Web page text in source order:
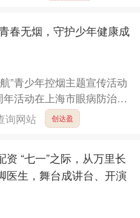
春无烟，守护少年健康成
”青少年控烟主题宣传活动
活动在上海市眼病防治中
党建联盟单位及现场的亲子
询网站 创达盈
资 “七一”之际，从万里长
医生，舞台成讲台、开演